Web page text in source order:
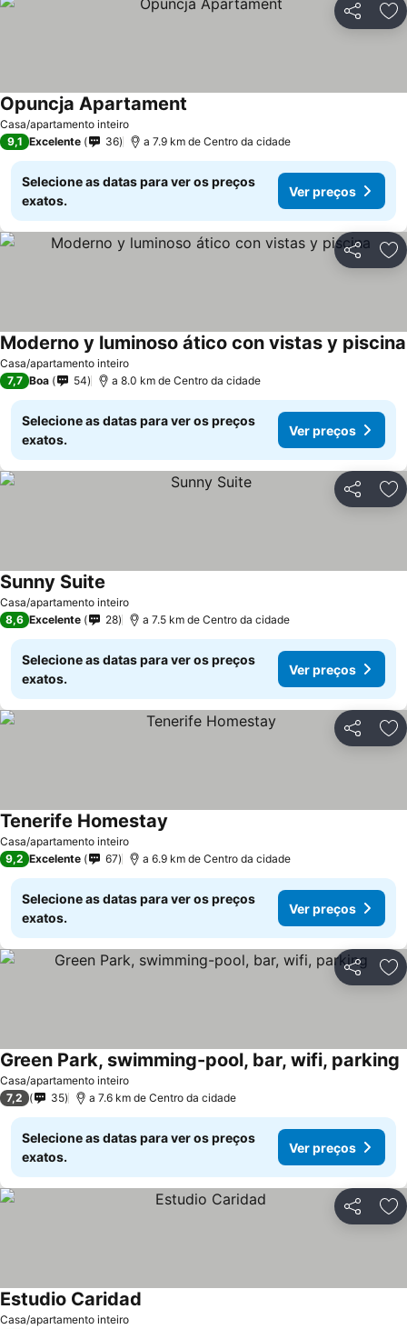
Partilhar
Casa/apartamento inteiro
Opuncja Apartament
9,1 Excelente 36 a 7.9 km de Centro da cidade
Selecione as datas para ver os preços
exatos.
Ver preços
Partilhar
Casa/apartamento inteiro
Moderno y luminoso ático con vistas y piscina
7,7 Boa 54 a 8.0 km de Centro da cidade
Selecione as datas para ver os preços
exatos.
Ver preços
Partilhar
Casa/apartamento inteiro
Sunny Suite
8,6 Excelente 28 a 7.5 km de Centro da cidade
Selecione as datas para ver os preços
exatos.
Ver preços
Partilhar
Casa/apartamento inteiro
Tenerife Homestay
9,2 Excelente 67 a 6.9 km de Centro da cidade
Selecione as datas para ver os preços
exatos.
Ver preços
Partilhar
Casa/apartamento inteiro
Green Park, swimming-pool, bar, wifi, parking
7,2 35 a 7.6 km de Centro da cidade
Selecione as datas para ver os preços
exatos.
Ver preços
Partilhar
Casa/apartamento inteiro
Estudio Caridad